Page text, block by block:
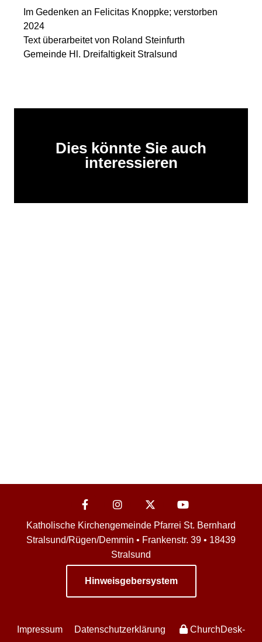
Im Gedenken an Felicitas Knoppke; verstorben
2024
Text überarbeitet von Roland Steinfurth
Gemeinde Hl. Dreifaltigkeit Stralsund
Dies könnte Sie auch
interessieren
Katholische Kirchengemeinde Pfarrei St. Bernhard
Stralsund/Rügen/Demmin • Frankenstr. 39 • 18439
Stralsund
Hinweisgebersystem
Impressum Datenschutzerklärung ChurchDesk-